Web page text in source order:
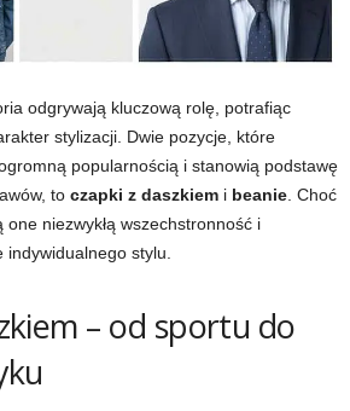
odgrywają kluczową rolę, potrafiąc
stylizacji. Dwie pozycje, które
popularnością i stanowią podstawę
to czapki z daszkiem i beanie . Choć
niezwykłą wszechstronność i
stylu.
– od sportu do